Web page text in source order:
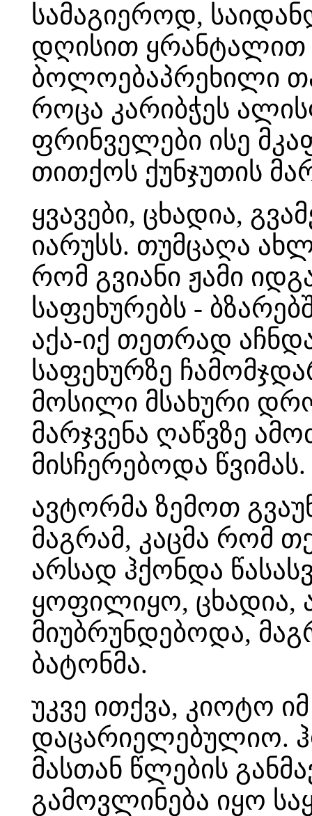
სამაგიეროდ,
დღისით ყრანტალით
ბოლოებაპრეხილი
როცა კარიბჭეს
ფრინველები ისე
თითქოს ქუნჯუთის
ყვავები, ცხადია,
იარუსს. თუმცაღა
რომ გვიანი ჟამი
საფეხურებს -
აქა-იქ თეთრად
საფეხურზე
მოსილი მსახური
მარჯვენა ღაწვზე
მისჩერებოდა წვიმას.
ავტორმა ზემოთ
მაგრამ, კაცმა რომ
არსად ჰქონდა
ყოფილიყო, ცხადია,
მიუბრუნდებოდა,
ბატონმა.
უკვე ითქვა, კიოტო
დაცარიელებულიო.
მასთან წლების
გამოვლინება იყო